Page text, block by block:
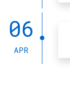
06
APR